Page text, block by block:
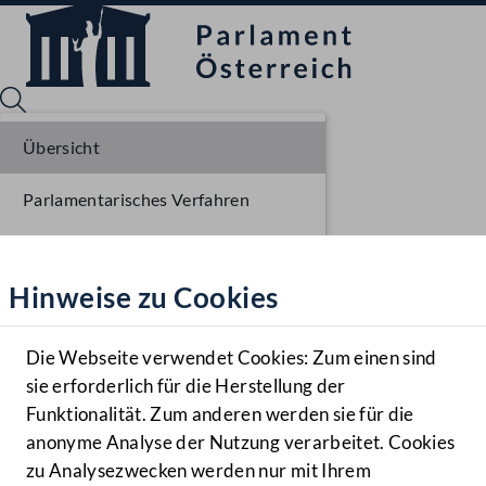
Hilfe
Benutzer
Navigationsmenü öffnen
MENÜ
Hinweise zu Cookies
Die Webseite verwendet Cookies: Zum einen sind
sie erforderlich für die Herstellung der
Funktionalität. Zum anderen werden sie für die
anonyme Analyse der Nutzung verarbeitet. Cookies
zu Analysezwecken werden nur mit Ihrem
Übersicht
Parlamentarisches Verfahren
Ausschussberatungen NR